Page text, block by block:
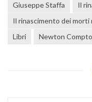
Giuseppe Staffa
Il
Il rinascimento dei morti
Libri
Newton